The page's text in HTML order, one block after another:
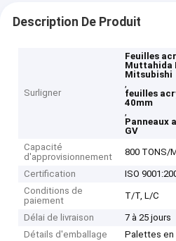
Description De Produit
Surligner
Feuilles
Muttahida
Mitsubishi
,
feuilles
40mm
,
Panneaux
GV
Capacité
d'approvisionnement
800 TONS/
Certification
ISO
Conditions de
paiement
T/T, L/C
Délai de livraison
7 à 25 jours
Détails d'emballage
Palettes en